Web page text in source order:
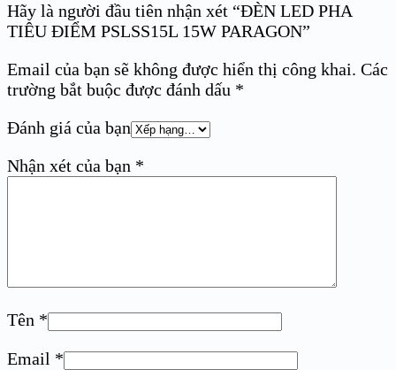
Hãy là người đầu tiên nhận xét “ĐÈN LED PHA
TIÊU ĐIỂM PSLSS15L 15W PARAGON”
Email của bạn sẽ không được hiển thị công khai. Các
trường bắt buộc được đánh dấu *
Đánh giá của bạn
Nhận xét của bạn *
Tên *
Email *